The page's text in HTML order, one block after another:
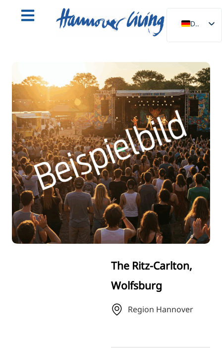
DE
EN
PL
ES
DA
SV
FR
PT
TR
RU
FI
ZH
JA
The Ritz-Carlton,
Wolfsburg
Region Hannover